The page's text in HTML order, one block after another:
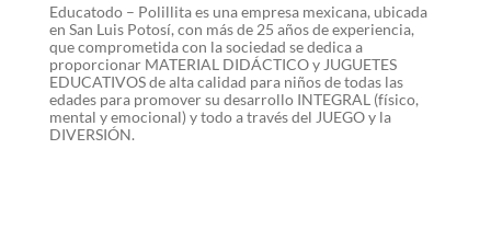
Educatodo – Polillita es una empresa mexicana, ubicada
en San Luis Potosí, con más de 25 años de experiencia,
que comprometida con la sociedad se dedica a
proporcionar MATERIAL DIDÁCTICO y JUGUETES
EDUCATIVOS de alta calidad para niños de todas las
edades para promover su desarrollo INTEGRAL (físico,
mental y emocional) y todo a través del JUEGO y la
DIVERSIÓN.